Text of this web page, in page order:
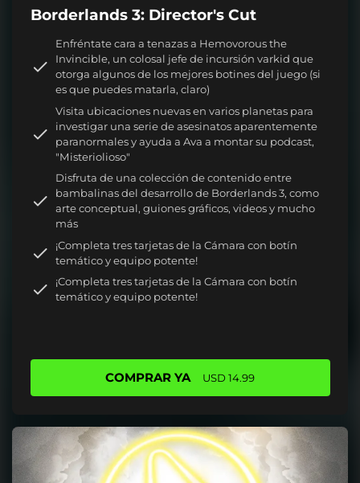
Borderlands 3: Director's Cut
Enfréntate cara a tenazas a Hemovorous the
Invincible, un colosal jefe de incursión varkid que
otorga algunos de los mejores botines del juego (si
es que puedes matarla, claro)
Visita ubicaciones nuevas en varios planetas para
investigar una serie de asesinatos aparentemente
paranormales y ayuda a Ava a montar su podcast,
"Misteriolioso"
Disfruta de una colección de contenido entre
bambalinas del desarrollo de Borderlands 3, como
arte conceptual, guiones gráficos, videos y mucho
más
¡Completa tres tarjetas de la Cámara con botín
temático y equipo potente!
¡Completa tres tarjetas de la Cámara con botín
temático y equipo potente!
COMPRAR YA USD 14.99